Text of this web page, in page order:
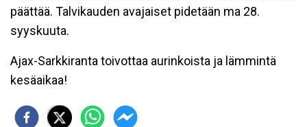
päättää. Talvikauden avajaiset pidetään ma 28.
syyskuuta.
Ajax-Sarkkiranta toivottaa aurinkoista ja lämmintä
kesäaikaa!